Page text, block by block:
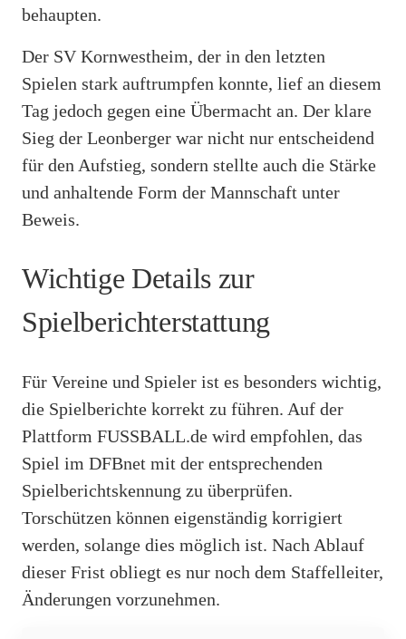
behaupten.
Der SV Kornwestheim, der in den letzten
Spielen stark auftrumpfen konnte, lief an diesem
Tag jedoch gegen eine Übermacht an. Der klare
Sieg der Leonberger war nicht nur entscheidend
für den Aufstieg, sondern stellte auch die Stärke
und anhaltende Form der Mannschaft unter
Beweis.
Wichtige Details zur
Spielberichterstattung
Für Vereine und Spieler ist es besonders wichtig,
die Spielberichte korrekt zu führen. Auf der
Plattform FUSSBALL.de wird empfohlen, das
Spiel im DFBnet mit der entsprechenden
Spielberichtskennung zu überprüfen.
Torschützen können eigenständig korrigiert
werden, solange dies möglich ist. Nach Ablauf
dieser Frist obliegt es nur noch dem Staffelleiter,
Änderungen vorzunehmen.